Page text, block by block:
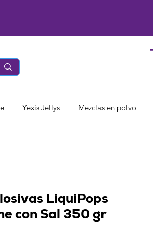
Yexis Jellys Mezclas en polvo
LiquiPops
con Sal 350 gr